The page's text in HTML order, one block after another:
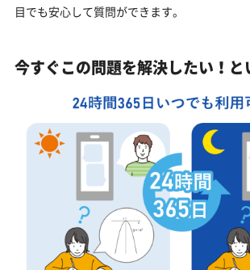
目でも安心して質問ができます。
今すぐこの問題を解決したい！と